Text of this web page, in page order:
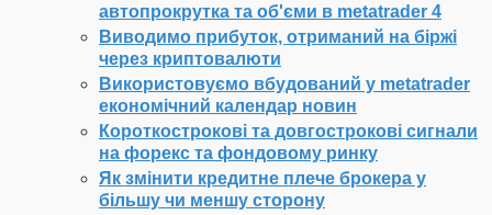
автопрокрутка та об'єми в metatrader 4
Виводимо прибуток, отриманий на біржі
через криптовалюти
Використовуємо вбудований у metatrader
економічний календар новин
Короткострокові та довгострокові сигнали
на форекс та фондовому ринку
Як змінити кредитне плече брокера у
більшу чи меншу сторону